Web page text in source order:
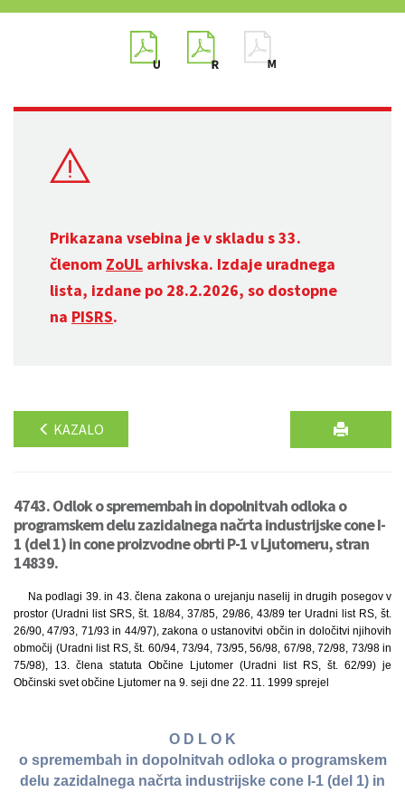
Prikazana vsebina je v skladu s 33.
členom ZoUL arhivska. Izdaje uradnega
lista, izdane po 28.2.2026, so dostopne
na PISRS.
KAZALO
4743. Odlok o spremembah in dopolnitvah odloka o
programskem delu zazidalnega načrta industrijske cone I-
1 (del 1) in cone proizvodne obrti P-1 v Ljutomeru, stran
14839.
Na podlagi 39. in 43. člena zakona o urejanju naselij in drugih posegov v
prostor (Uradni list SRS, št. 18/84, 37/85, 29/86, 43/89 ter Uradni list RS, št.
26/90, 47/93, 71/93 in 44/97), zakona o ustanovitvi občin in določitvi njihovih
območij (Uradni list RS, št. 60/94, 73/94, 73/95, 56/98, 67/98, 72/98, 73/98 in
75/98), 13. člena statuta Občine Ljutomer (Uradni list RS, št. 62/99) je
Občinski svet občine Ljutomer na 9. seji dne 22. 11. 1999 sprejel
O D L O K
o spremembah in dopolnitvah odloka o programskem
delu zazidalnega načrta industrijske cone I-1 (del 1) in